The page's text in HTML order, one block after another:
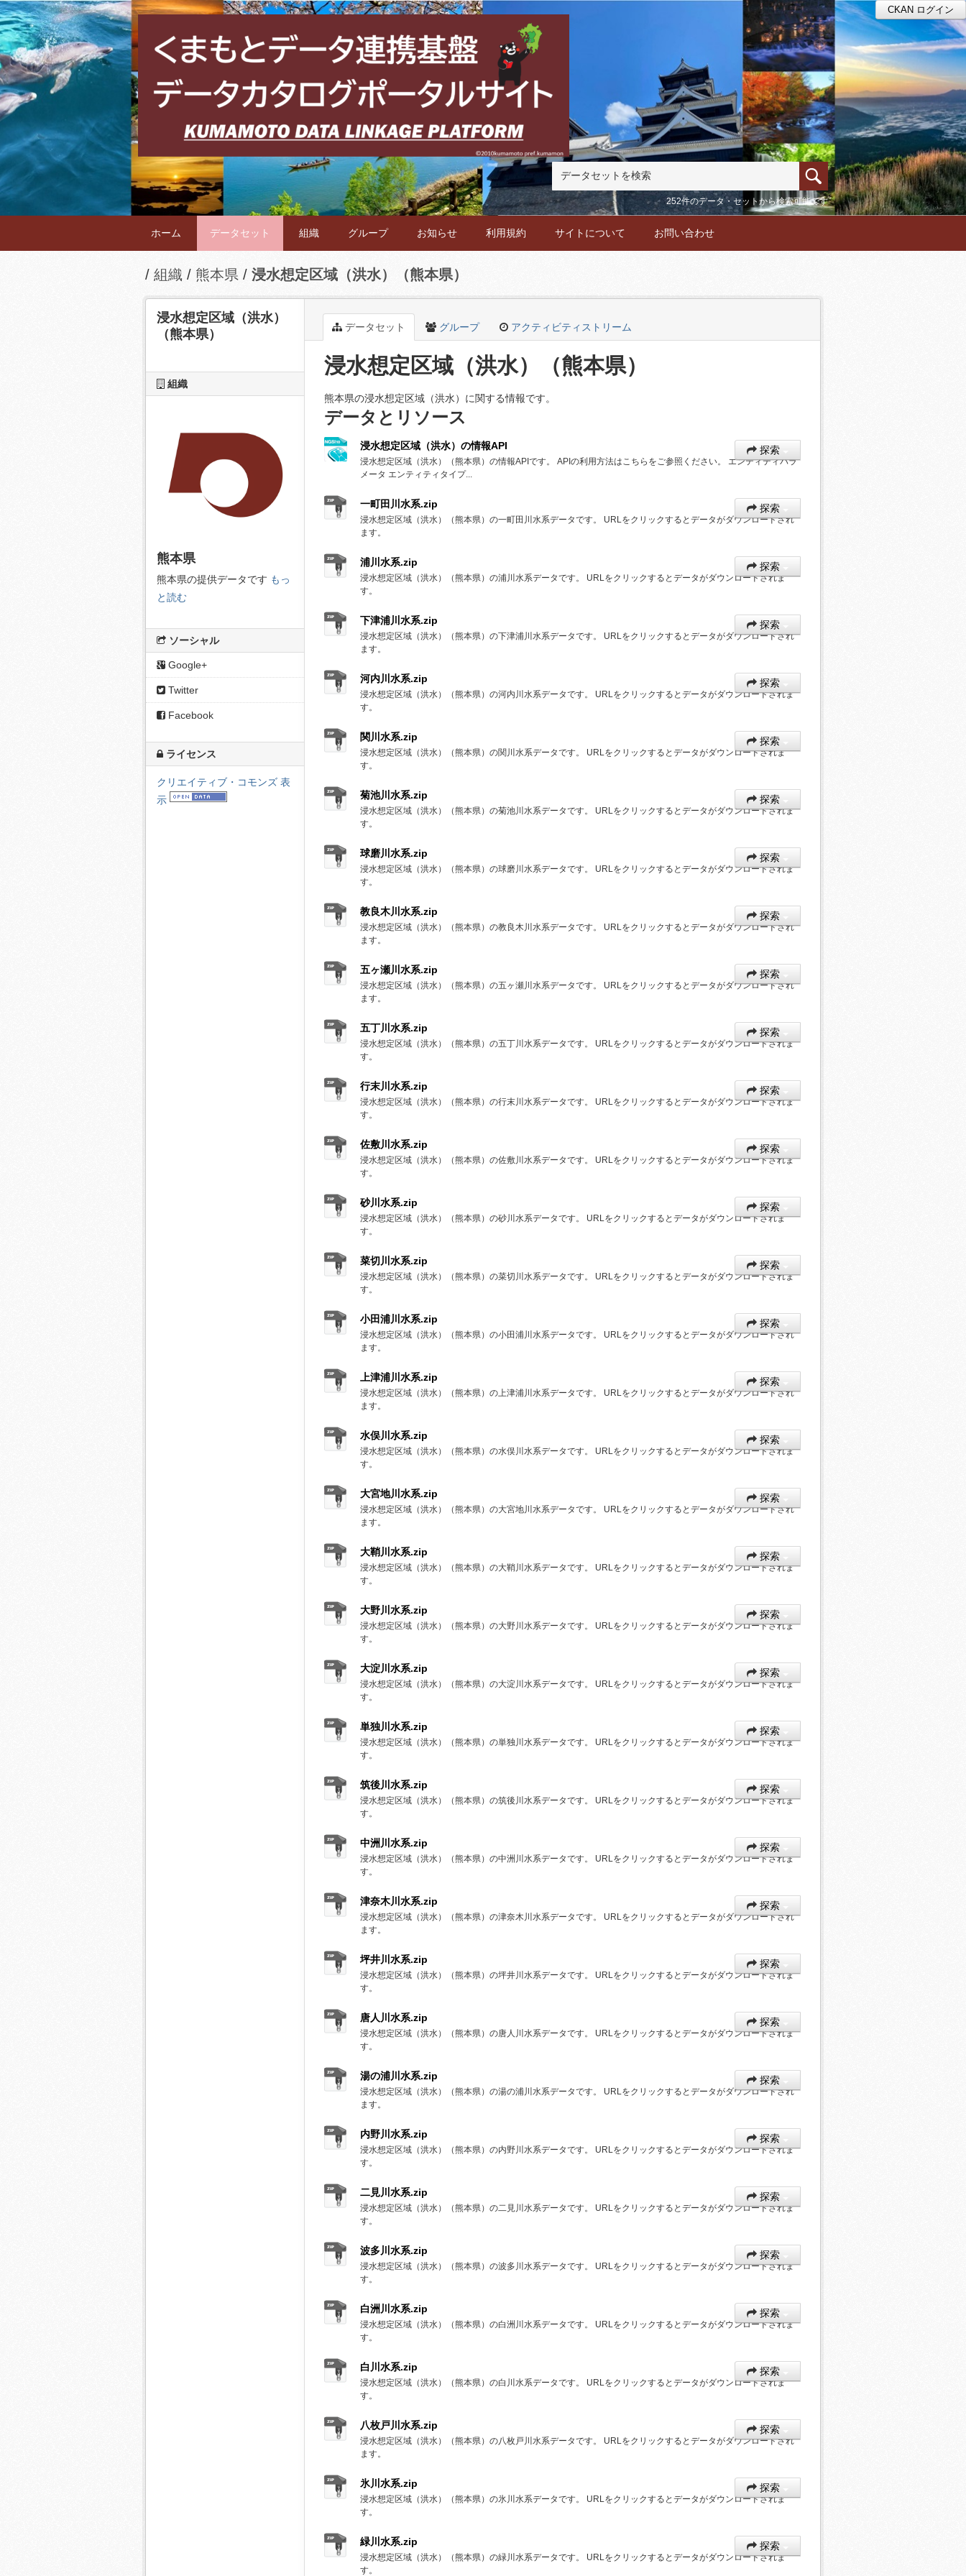
CKAN ログイン
252件のデータ・セットから検索可能です
ホーム データセット 組織 グループ お知らせ 利用規約 サイトについて お問い合わせ
組織 熊本県 浸水想定区域（洪水）（熊本県）
データセット グループ アクティビティストリーム
浸水想定区域（洪水）（熊本県）
熊本県の浸水想定区域（洪水）に関する情報です。
データとリソース
浸水想定区域（洪水）の情報API
浸水想定区域（洪水）（熊本県）の情報APIです。 APIの利用方法はこちらをご参照ください。 エンティティパラ
メータ エンティティタイプ...
探索
一町田川水系.zip
浸水想定区域（洪水）（熊本県）の一町田川水系データです。 URLをクリックするとデータがダウンロードされ
ます。
探索
浦川水系.zip
浸水想定区域（洪水）（熊本県）の浦川水系データです。 URLをクリックするとデータがダウンロードされま
す。
探索
下津浦川水系.zip
浸水想定区域（洪水）（熊本県）の下津浦川水系データです。 URLをクリックするとデータがダウンロードされ
ます。
探索
河内川水系.zip
浸水想定区域（洪水）（熊本県）の河内川水系データです。 URLをクリックするとデータがダウンロードされま
す。
探索
関川水系.zip
浸水想定区域（洪水）（熊本県）の関川水系データです。 URLをクリックするとデータがダウンロードされま
す。
探索
菊池川水系.zip
浸水想定区域（洪水）（熊本県）の菊池川水系データです。 URLをクリックするとデータがダウンロードされま
す。
探索
球磨川水系.zip
浸水想定区域（洪水）（熊本県）の球磨川水系データです。 URLをクリックするとデータがダウンロードされま
す。
探索
教良木川水系.zip
浸水想定区域（洪水）（熊本県）の教良木川水系データです。 URLをクリックするとデータがダウンロードされ
ます。
探索
五ヶ瀬川水系.zip
浸水想定区域（洪水）（熊本県）の五ヶ瀬川水系データです。 URLをクリックするとデータがダウンロードされ
ます。
探索
五丁川水系.zip
浸水想定区域（洪水）（熊本県）の五丁川水系データです。 URLをクリックするとデータがダウンロードされま
す。
探索
行末川水系.zip
浸水想定区域（洪水）（熊本県）の行末川水系データです。 URLをクリックするとデータがダウンロードされま
す。
探索
佐敷川水系.zip
浸水想定区域（洪水）（熊本県）の佐敷川水系データです。 URLをクリックするとデータがダウンロードされま
す。
探索
砂川水系.zip
浸水想定区域（洪水）（熊本県）の砂川水系データです。 URLをクリックするとデータがダウンロードされま
す。
探索
菜切川水系.zip
浸水想定区域（洪水）（熊本県）の菜切川水系データです。 URLをクリックするとデータがダウンロードされま
す。
探索
小田浦川水系.zip
浸水想定区域（洪水）（熊本県）の小田浦川水系データです。 URLをクリックするとデータがダウンロードされ
ます。
探索
上津浦川水系.zip
浸水想定区域（洪水）（熊本県）の上津浦川水系データです。 URLをクリックするとデータがダウンロードされ
ます。
探索
水俣川水系.zip
浸水想定区域（洪水）（熊本県）の水俣川水系データです。 URLをクリックするとデータがダウンロードされま
す。
探索
大宮地川水系.zip
浸水想定区域（洪水）（熊本県）の大宮地川水系データです。 URLをクリックするとデータがダウンロードされ
ます。
探索
大鞘川水系.zip
浸水想定区域（洪水）（熊本県）の大鞘川水系データです。 URLをクリックするとデータがダウンロードされま
す。
探索
大野川水系.zip
浸水想定区域（洪水）（熊本県）の大野川水系データです。 URLをクリックするとデータがダウンロードされま
す。
探索
大淀川水系.zip
浸水想定区域（洪水）（熊本県）の大淀川水系データです。 URLをクリックするとデータがダウンロードされま
す。
探索
単独川水系.zip
浸水想定区域（洪水）（熊本県）の単独川水系データです。 URLをクリックするとデータがダウンロードされま
す。
探索
筑後川水系.zip
浸水想定区域（洪水）（熊本県）の筑後川水系データです。 URLをクリックするとデータがダウンロードされま
す。
探索
中洲川水系.zip
浸水想定区域（洪水）（熊本県）の中洲川水系データです。 URLをクリックするとデータがダウンロードされま
す。
探索
津奈木川水系.zip
浸水想定区域（洪水）（熊本県）の津奈木川水系データです。 URLをクリックするとデータがダウンロードされ
ます。
探索
坪井川水系.zip
浸水想定区域（洪水）（熊本県）の坪井川水系データです。 URLをクリックするとデータがダウンロードされま
す。
探索
唐人川水系.zip
浸水想定区域（洪水）（熊本県）の唐人川水系データです。 URLをクリックするとデータがダウンロードされま
す。
探索
湯の浦川水系.zip
浸水想定区域（洪水）（熊本県）の湯の浦川水系データです。 URLをクリックするとデータがダウンロードされ
ます。
探索
内野川水系.zip
浸水想定区域（洪水）（熊本県）の内野川水系データです。 URLをクリックするとデータがダウンロードされま
す。
探索
二見川水系.zip
浸水想定区域（洪水）（熊本県）の二見川水系データです。 URLをクリックするとデータがダウンロードされま
す。
探索
波多川水系.zip
浸水想定区域（洪水）（熊本県）の波多川水系データです。 URLをクリックするとデータがダウンロードされま
す。
探索
白洲川水系.zip
浸水想定区域（洪水）（熊本県）の白洲川水系データです。 URLをクリックするとデータがダウンロードされま
す。
探索
白川水系.zip
浸水想定区域（洪水）（熊本県）の白川水系データです。 URLをクリックするとデータがダウンロードされま
す。
探索
八枚戸川水系.zip
浸水想定区域（洪水）（熊本県）の八枚戸川水系データです。 URLをクリックするとデータがダウンロードされ
ます。
探索
氷川水系.zip
浸水想定区域（洪水）（熊本県）の氷川水系データです。 URLをクリックするとデータがダウンロードされま
す。
探索
緑川水系.zip
浸水想定区域（洪水）（熊本県）の緑川水系データです。 URLをクリックするとデータがダウンロードされま
す。
探索
浸水想定区域（洪水）
（熊本県）
組織
熊本県
熊本県の提供データです もっ
と読む
ソーシャル
Google+
Twitter
Facebook
ライセンス
クリエイティブ・コモンズ 表
示